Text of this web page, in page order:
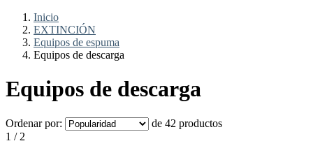
Inicio
EXTINCIÓN
Equipos de espuma
Equipos de descarga
Equipos de descarga
Ordenar por:
de 42 productos
1 / 2